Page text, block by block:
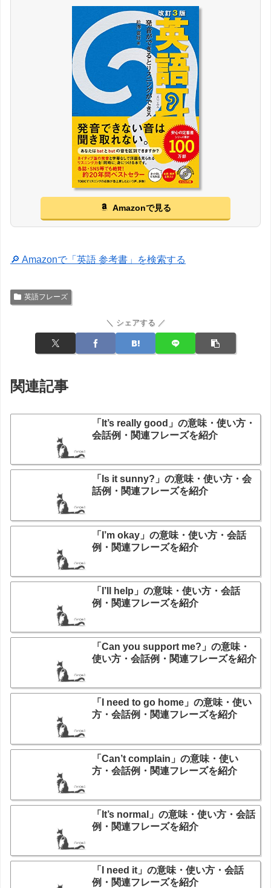
Amazonで見る
🔎 Amazonで「英語 参考書」を検索する
英語フレーズ
＼ シェアする ／
関連記事
「It’s really good」の意味・使い方・
会話例・関連フレーズを紹介
「Is it sunny?」の意味・使い方・会
話例・関連フレーズを紹介
「I’m okay」の意味・使い方・会話
例・関連フレーズを紹介
「I’ll help」の意味・使い方・会話
例・関連フレーズを紹介
「Can you support me?」の意味・
使い方・会話例・関連フレーズを紹介
「I need to go home」の意味・使い
方・会話例・関連フレーズを紹介
「Can’t complain」の意味・使い
方・会話例・関連フレーズを紹介
「It’s normal」の意味・使い方・会話
例・関連フレーズを紹介
「I need it」の意味・使い方・会話
例・関連フレーズを紹介